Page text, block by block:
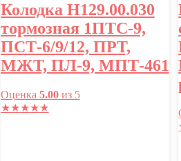
Колодка Н129.00.030
тормозная 1ПТС-9,
ПСТ-6/9/12, ПРТ,
МЖТ, ПЛ-9, МПТ-461
Оценка 5.00из 5
★★★★★